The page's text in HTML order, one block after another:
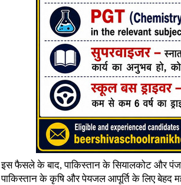
इस फैसले के बाद, पाकिस्तान के सियालकोट और
पाकिस्तान के कृषि और पेयजल आपूर्ति के लिए बेहद